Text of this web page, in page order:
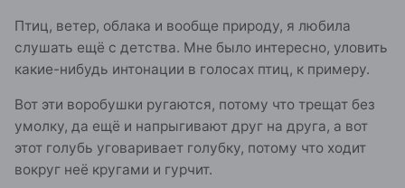
Птиц, ветер, облака и вообще природу, я любила
слушать ещё с детства. Мне было интересно, уловить
какие-нибудь интонации в голосах птиц, к примеру.
Вот эти воробушки ругаются, потому что трещат без
умолку, да ещё и напрыгивают друг на друга, а вот
этот голубь уговаривает голубку, потому что ходит
вокруг неё кругами и гурчит.